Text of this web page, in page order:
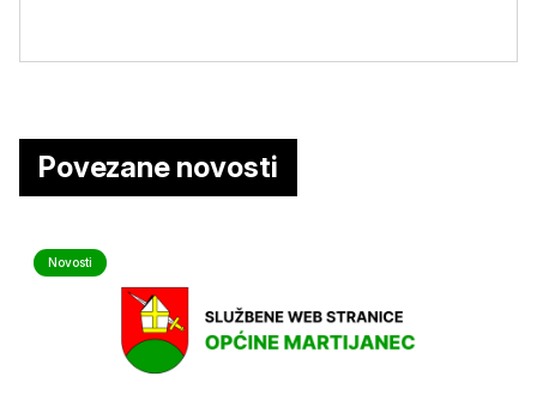
Povezane novosti
Novosti